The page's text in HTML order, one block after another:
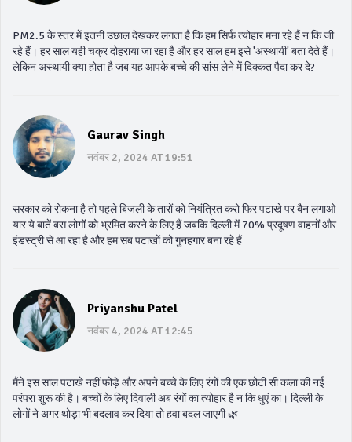
PM2.5 के स्तर में इतनी उछाल देखकर लगता है कि हम सिर्फ त्योहार मना रहे हैं न कि जी
रहे हैं। हर साल यही चक्र दोहराया जा रहा है और हर साल हम इसे 'अस्थायी' बता देते हैं।
लेकिन अस्थायी क्या होता है जब यह आपके बच्चे की सांस लेने में दिक्कत पैदा कर दे?
Gaurav Singh
नवंबर 2, 2024 AT 19:51
सरकार को रोकना है तो पहले बिजली के तारों को नियंत्रित करो फिर पटाखे पर बैन लगाओ
यार ये बातें बस लोगों को भ्रमित करने के लिए हैं जबकि दिल्ली में 70% प्रदूषण वाहनों और
इंडस्ट्री से आ रहा है और हम सब पटाखों को गुनहगार बना रहे हैं
Priyanshu Patel
नवंबर 4, 2024 AT 12:45
मैंने इस साल पटाखे नहीं फोड़े और अपने बच्चे के लिए रंगों की एक छोटी सी कला की नई
परंपरा शुरू की है। बच्चों के लिए दिवाली अब रंगों का त्योहार है न कि धुएं का। दिल्ली के
लोगों ने अगर थोड़ा भी बदलाव कर दिया तो हवा बदल जाएगी 🌿